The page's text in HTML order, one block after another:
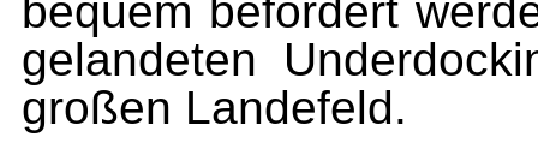
bequem befördert
gelandeten
großen Landefeld.